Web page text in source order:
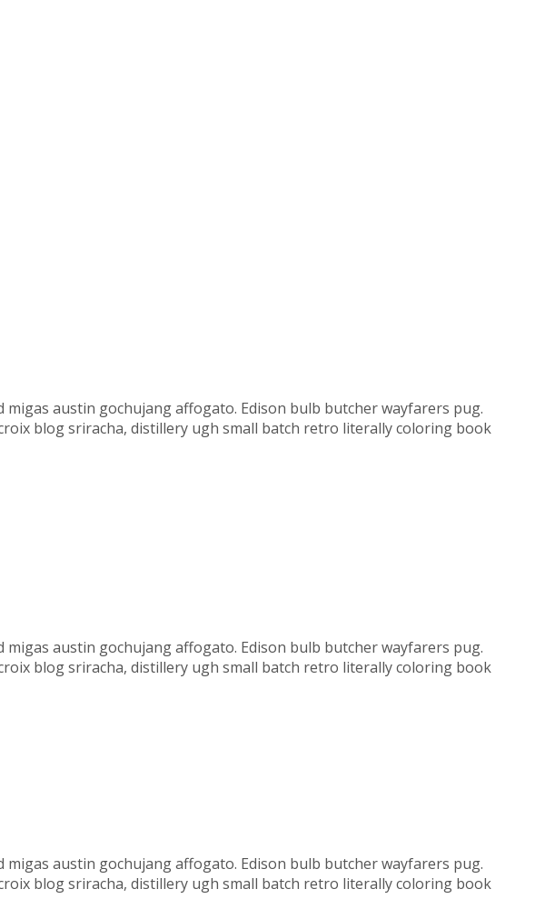
austin gochujang affogato. Edison bulb butcher wayfarers pug.
blog sriracha, distillery ugh small batch retro literally coloring book
austin gochujang affogato. Edison bulb butcher wayfarers pug.
blog sriracha, distillery ugh small batch retro literally coloring book
austin gochujang affogato. Edison bulb butcher wayfarers pug.
blog sriracha, distillery ugh small batch retro literally coloring book